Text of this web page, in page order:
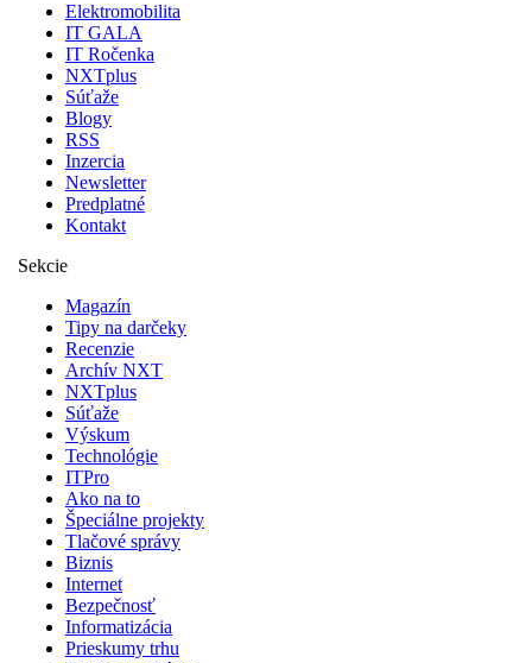
Elektromobilita
IT GALA
IT Ročenka
NXTplus
Súťaže
Blogy
RSS
Inzercia
Newsletter
Predplatné
Kontakt
Sekcie
Magazín
Tipy na darčeky
Recenzie
Archív NXT
NXTplus
Súťaže
Výskum
Technológie
ITPro
Ako na to
Špeciálne projekty
Tlačové správy
Biznis
Internet
Bezpečnosť
Informatizácia
Prieskumy trhu